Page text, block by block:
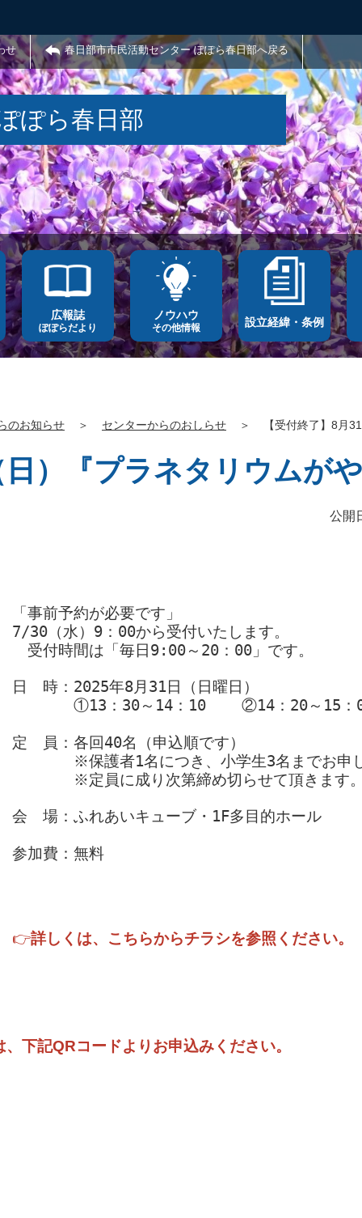
せ 春日部市市民活動センター ぽぽら春日部へ戻る
ぽら春日部
広報誌
ぽぽらだより
ノウハウ
その他情報 設立経緯・条例
のお知らせ ＞ センターからのおしらせ ＞ 【受付終了】8月
）『プラネタリウムがや
公開
「事前予約が必要です」
7/30（水）9：00から受付いたします。
受付時間は「毎日9:00～20：00」です。
日　時：2025年8月31日（日曜日）
①13：30～ 14：10
②14：20～15
定　員：各回40名（申込順です）
※保護者1名につき、小学生3名までお申し
※定員に成り次第締め切らせて頂きます。
会　場：ふれあいキューブ・1F多目的ホール
参加費：無料
👉詳しくは、こちらからチラシを参照ください。
下記QRコードよりお申込みください。